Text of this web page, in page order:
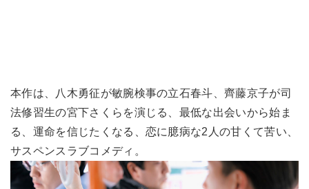
本作は、八木勇征が敏腕検事の立石春斗、齊藤京子が司
法修習生の宮下さくらを演じる、最低な出会いから始ま
る、運命を信じたくなる、恋に臆病な2人の甘くて苦い、
サスペンスラブコメディ。